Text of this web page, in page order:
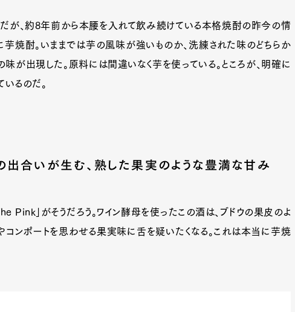
が、約8年前から本腰を入れて飲み続けている本格焼酎の昨今の情
芋焼酎。いままでは芋の風味が強いものか、洗練された味のどちらか
が出現した。原料には間違いなく芋を使っている。ところが、明確に
るのだ。
合いが生む、熟した果実のような豊満な甘み
Pink」がそうだろう。ワイン酵母を使ったこの酒は、ブドウの果皮のよ
コンポートを思わせる果実味に舌を疑いたくなる。これは本当に芋焼